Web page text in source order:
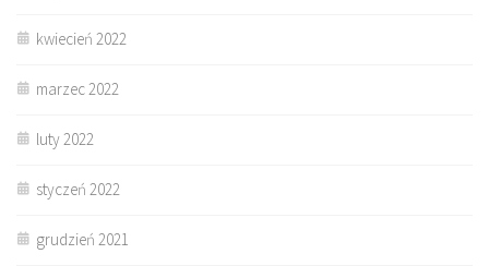
kwiecień 2022
marzec 2022
luty 2022
styczeń 2022
grudzień 2021